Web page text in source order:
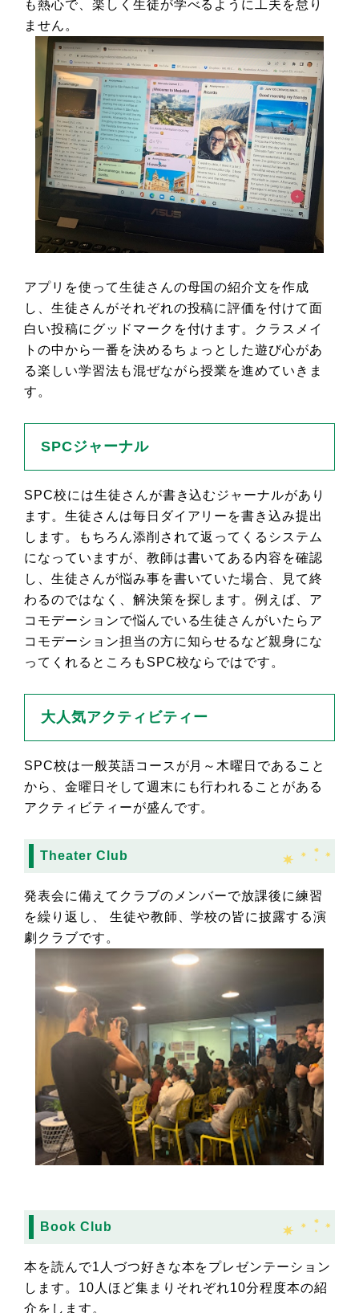
も熱心で、楽しく生徒が学べるように工夫を怠り
ません。
アプリを使って生徒さんの母国の紹介文を作成
し、生徒さんがそれぞれの投稿に評価を付けて面
白い投稿にグッドマークを付けます。クラスメイ
トの中から一番を決めるちょっとした遊び心があ
る楽しい学習法も混ぜながら授業を進めていきま
す。
SPCジャーナル
SPC校には生徒さんが書き込むジャーナルがあり
ます。生徒さんは毎日ダイアリーを書き込み提出
します。もちろん添削されて返ってくるシステム
になっていますが、教師は書いてある内容を確認
し、生徒さんが悩み事を書いていた場合、見て終
わるのではなく、解決策を探します。例えば、ア
コモデーションで悩んでいる生徒さんがいたらア
コモデーション担当の方に知らせるなど親身にな
ってくれるところもSPC校ならではです。
大人気アクティビティー
SPC校は一般英語コースが月～木曜日であること
から、金曜日そして週末にも行われることがある
アクティビティーが盛んです。
Theater Club
発表会に備えてクラブのメンバーで放課後に練習
を繰り返し、 生徒や教師、学校の皆に披露する演
劇クラブです。
Book Club
本を読んで1人づつ好きな本をプレゼンテーション
します。10人ほど集まりそれぞれ10分程度本の紹
介をします。